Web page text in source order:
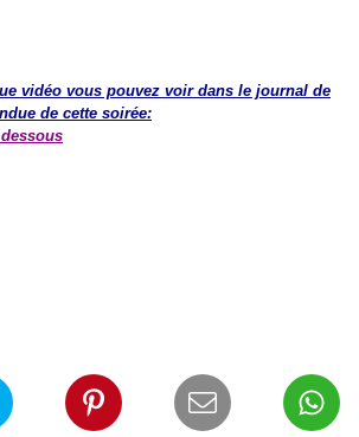
vidéo vous pouvez voir dans le journal de
de cette soirée: